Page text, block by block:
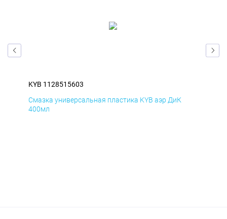
KYB 1128515603
Смазка универсальная пластика KYB аэр ДиК
400мл